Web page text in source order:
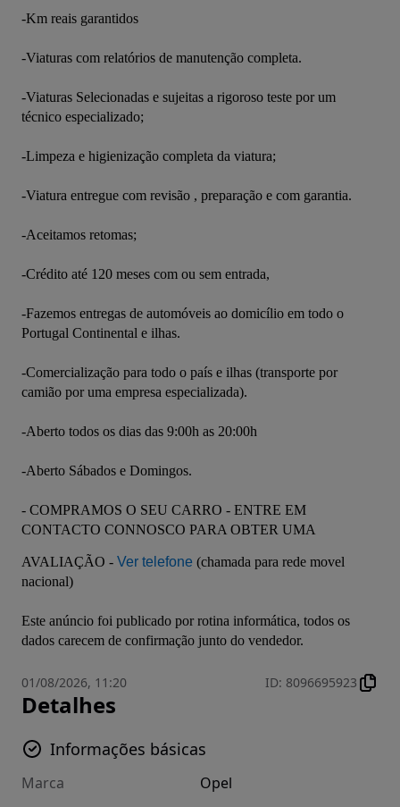
-Km reais garantidos
-Viaturas com relatórios de manutenção completa.
-Viaturas Selecionadas e sujeitas a rigoroso teste por um
técnico especializado;
-Limpeza e higienização completa da viatura;
-Viatura entregue com revisão , preparação e com garantia.
-Aceitamos retomas;
-Crédito até 120 meses com ou sem entrada,
-Fazemos entregas de automóveis ao domicílio em todo o
Portugal Continental e ilhas.
-Comercialização para todo o país e ilhas (transporte por
camião por uma empresa especializada).
-Aberto todos os dias das 9:00h as 20:00h
-Aberto Sábados e Domingos.
- COMPRAMOS O SEU CARRO - ENTRE EM
CONTACTO CONNOSCO PARA OBTER UMA
AVALIAÇÃO - Ver telefone (chamada para rede movel
nacional)
Este anúncio foi publicado por rotina informática, todos os
dados carecem de confirmação junto do vendedor.
01/08/2026, 11:20 ID: 8096695923
Detalhes
Informações básicas
Marca Opel